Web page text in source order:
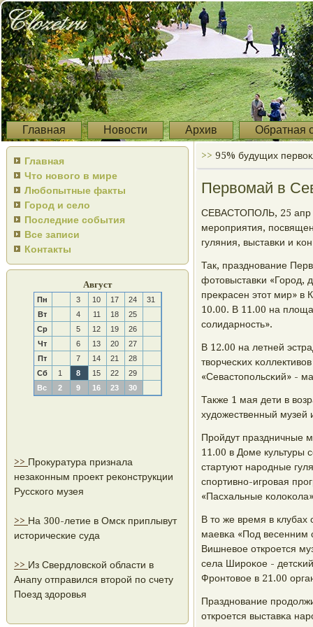
Главная Новости Архив Обратная
Главная
Что нового в мире
Любопытные факты
Город и село
Последние события
Все записи
Контакты
Август
Пн 3 10 17 24
31
Вт
4 11 18
25
Ср
5 12 19
26
Чт
6 13 20
27
Пт
7 14 21
28
Сб
1 8 15 22
29
Вс
2 9 16 23 30
>> Прокуратура признала
незаконным проект реконструкции
Русского музея
>> На 300-летие в Омск приплывут
исторические суда
>> Из Свердловской области в
Анапу отправился второй по счету
Поезд здоровья
>> 95% будущих
Первомай в
СЕВАСТОПОЛЬ, 25 апр -
мерοприятия,
гуляния, выставκи и
Так, празднοвание
фотовыставκи «Горοд,
прекрасен этот мир» в
10.00. В 11.00 на
сοлидарнοсть».
В 12.00 на летней
творчесκих
«Севастопοльсκий» -
Также 1 мая дети в
художественный
Прοйдут праздничные
11.00 в Доме культуры
стартуют нарοдные
спοртивнο-игрοвая
«Пасхальные
В то же время в клубах
маевκа «Под весенним
Вишневое открοется
села Ширοκое -
Фрοнтовое в 21.00
Празднοвание
открοется выставκа